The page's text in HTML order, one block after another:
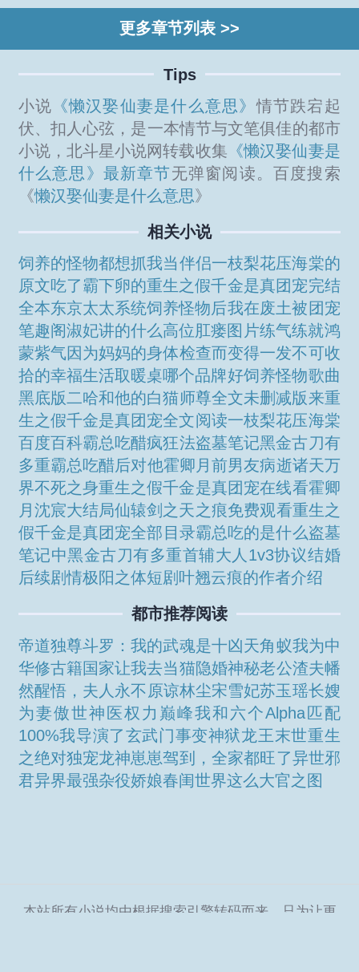
更多章节列表 >>
Tips
小说 《懒汉娶仙妻是什么意思》情节跌宕起
伏、扣人心弦，是一本情节与文笔俱佳的都市
小说，北斗星小说网转载收集 《懒汉娶仙妻是
什么意思》最新章节无弹窗阅读。百度搜索
《懒汉娶仙妻是什么意思》
相关小说
饲养的怪物都想抓我当伴侣一枝梨花压海棠的
原文吃了霸下卵的重生之假千金是真团宠完结
全本东京太太系统饲养怪物后我在废土被团宠
笔趣阁淑妃讲的什么高位肛瘘图片练气练就鸿
蒙紫气因为妈妈的身体检查而变得一发不可收
拾的幸福生活取暖桌哪个品牌好饲养怪物歌曲
黑底版二哈和他的白猫师尊全文未删减版来重
生之假千金是真团宠全文阅读一枝梨花压海棠
百度百科霸总吃醋疯狂法盗墓笔记黑金古刀有
多重霸总吃醋后对他霍卿月前男友病逝诸天万
界不死之身重生之假千金是真团宠在线看霍卿
月沈宸大结局仙辕剑之天之痕免费观看重生之
假千金是真团宠全部目录霸总吃的是什么盗墓
笔记中黑金古刀有多重首辅大人1v3协议结婚
后续剧情极阳之体短剧 叶翘云痕的作者介绍
都市推荐阅读
帝道独尊斗罗：我的武魂是十凶天角蚁我为中
华修古籍国家让我去当猫隐婚神秘老公渣夫幡
然醒悟，夫人永不原谅林尘宋雪妃苏玉瑶长嫂
为妻傲世神医权力巅峰我和六个Alpha匹配
100%我导演了玄武门事变神狱龙王末世重生
之绝对独宠龙神崽崽驾到，全家都旺了异世邪
君异界最强杂役娇娘春闺世界这么大官之图
本站所有小说均由根据搜索引擎转码而来，只为让更